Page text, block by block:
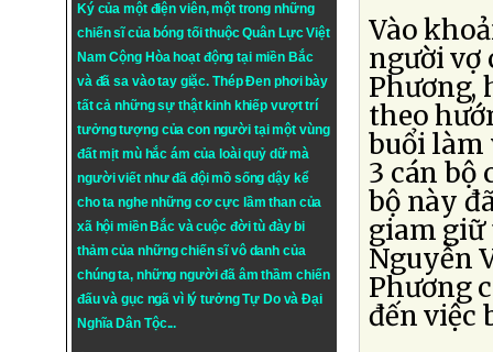
Ký của một điện viên, một trong những
chiến sĩ của bóng tối thuộc Quân Lực Việt
Nam Cộng Hòa hoạt động tại miền Bắc
và đã sa vào tay giặc. Thép Đen phơi bày
tất cả những sự thật kinh khiếp vượt trí
tưởng tượng của con người tại một vùng
đất mịt mù hắc ám của loài quỷ dữ mà
người viết như đã đội mồ sống dậy kể
cho ta nghe những cơ cực lầm than của
xã hội miền Bắc và cuộc đời tù đày bi
thảm của những chiến sĩ vô danh của
chúng ta, những người đã âm thầm chiến
đấu và gục ngã vì lý tưởngTự DovàĐại
Nghĩa Dân Tộc...
Vào
người vợ
Phương,
theo
buổi làm
3 cán bộ
bộ này
giam giữ
Nguyễn
Phương
đến việc